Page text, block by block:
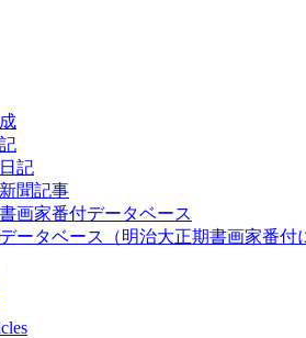
記
聞記事
画家番付データベース
ータベース（明治大正期書画家番付